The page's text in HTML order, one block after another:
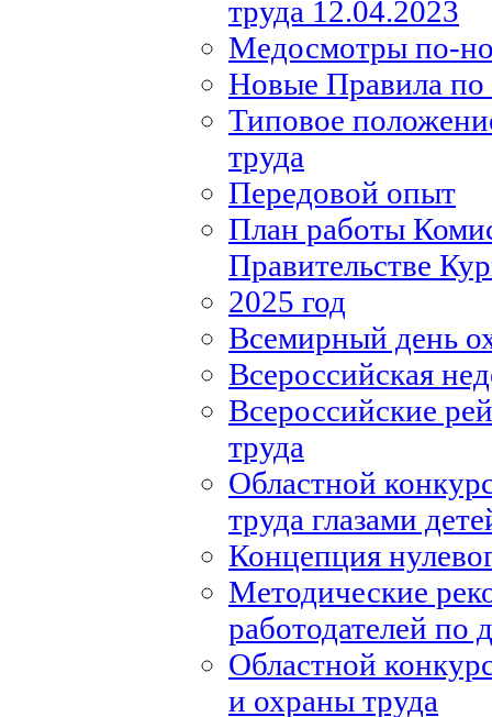
труда 12.04.2023
Медосмотры по-
Новые Правила по
Типовое
труда
Передовой опыт
План работы
Правительстве
2025 год
Всемирный день
Всероссийская
Всероссийские
труда
Областной
труда глазами
Концепция
Методические
работодателей по
Областной
и охраны труда